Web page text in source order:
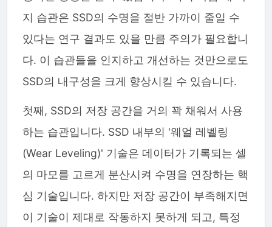
지 습관은 SSD의 수명을 절반 가까이 줄일 수
있다는 연구 결과도 있을 만큼 주의가 필요합니
다. 이 습관들을 인지하고 개선하는 것만으로도
SSD의 내구성을 크게 향상시킬 수 있습니다.
첫째, SSD의 저장 공간을 거의 꽉 채워서 사용
하는 습관입니다. SSD 내부의 '웨얼 레벨링
(Wear Leveling)' 기술은 데이터가 기록되는 셀
의 마모를 고르게 분산시켜 수명을 연장하는 핵
심 기술입니다. 하지만 저장 공간이 부족해지면
이 기술이 제대로 작동하지 못하게 되고, 특정